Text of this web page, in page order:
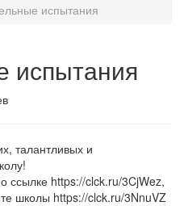
испытания
испытания
талантливых и
ссылке https://clck.ru/3CjWez,
школы https://clck.ru/3NnuVZ